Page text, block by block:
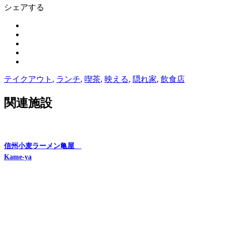
シェアする
テイクアウト , ランチ, 喫茶, 映える, 隠れ家, 飲食店
関連施設
信州小麦ラーメン亀屋
Kame-ya